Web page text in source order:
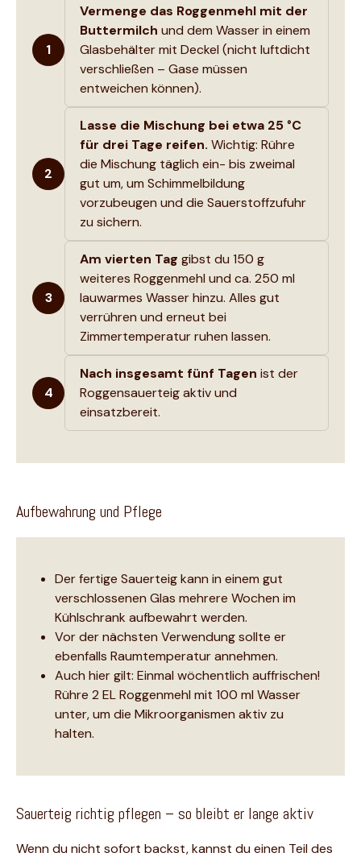
1
Vermenge das Roggenmehl mit der
Buttermilch und dem Wasser in einem
Glasbehälter mit Deckel (nicht luftdicht
verschließen – Gase müssen
entweichen können).
2
Lasse die Mischung bei etwa 25 °C
für drei Tage reifen. Wichtig: Rühre
die Mischung täglich ein- bis zweimal
gut um, um Schimmelbildung
vorzubeugen und die Sauerstoffzufuhr
zu sichern.
3
Am vierten Tag gibst du 150 g
weiteres Roggenmehl und ca. 250 ml
lauwarmes Wasser hinzu. Alles gut
verrühren und erneut bei
Zimmertemperatur ruhen lassen.
4
Nach insgesamt fünf Tagen ist der
Roggensauerteig aktiv und
einsatzbereit.
Aufbewahrung und Pflege
Der fertige Sauerteig kann in einem gut
verschlossenen Glas mehrere Wochen im
Kühlschrank aufbewahrt werden.
Vor der nächsten Verwendung sollte er
ebenfalls Raumtemperatur annehmen.
Auch hier gilt: Einmal wöchentlich auffrischen!
Rühre 2 EL Roggenmehl mit 100 ml Wasser
unter, um die Mikroorganismen aktiv zu
halten.
Sauerteig richtig pflegen – so bleibt er lange aktiv
Wenn du nicht sofort backst, kannst du einen Teil des